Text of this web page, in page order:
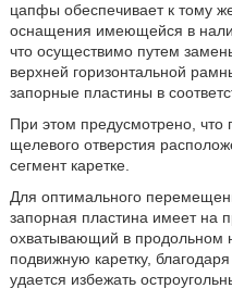
цапфы обеспечивает к тому
оснащения имеющейся в
что осуществимо путем
верхней горизонтальной
запорные пластины в
При этом предусмотрено, что
щелевого отверстия
сегмент каретке.
Для оптимального
запорная пластина имеет на
охватывающий в продольном
подвижную каретку,
удается избежать